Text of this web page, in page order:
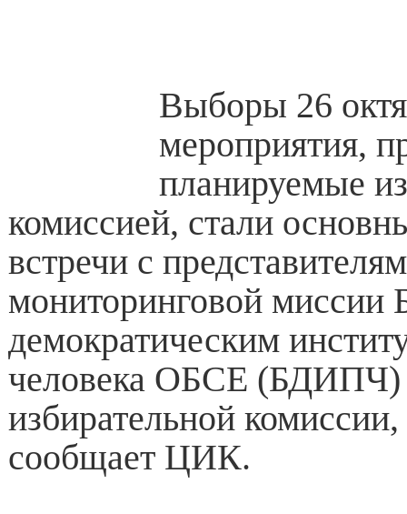
Выборы 26
мероприятия,
планируемые
комиссией, стали
встречи с
мониторинговой миссии
демократическим
человека ОБСЕ (БДИПЧ)
избирательной
сообщает ЦИК.